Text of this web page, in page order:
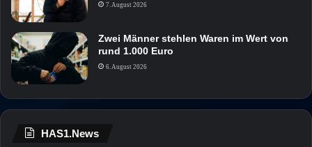
7. August 2026
Zwei Männer stehlen Waren im Wert von
rund 1.000 Euro
6. August 2026
HAS1.News